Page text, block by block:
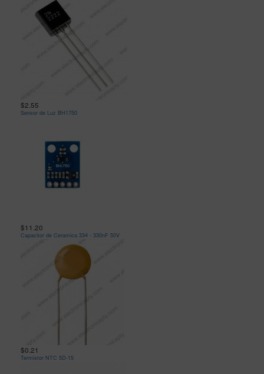
$2.55
Sensor de Luz BH1750
$11.20
Capacitor de Ceramica 334 - 330nF 50V
$0.21
Termistor NTC 5D-15